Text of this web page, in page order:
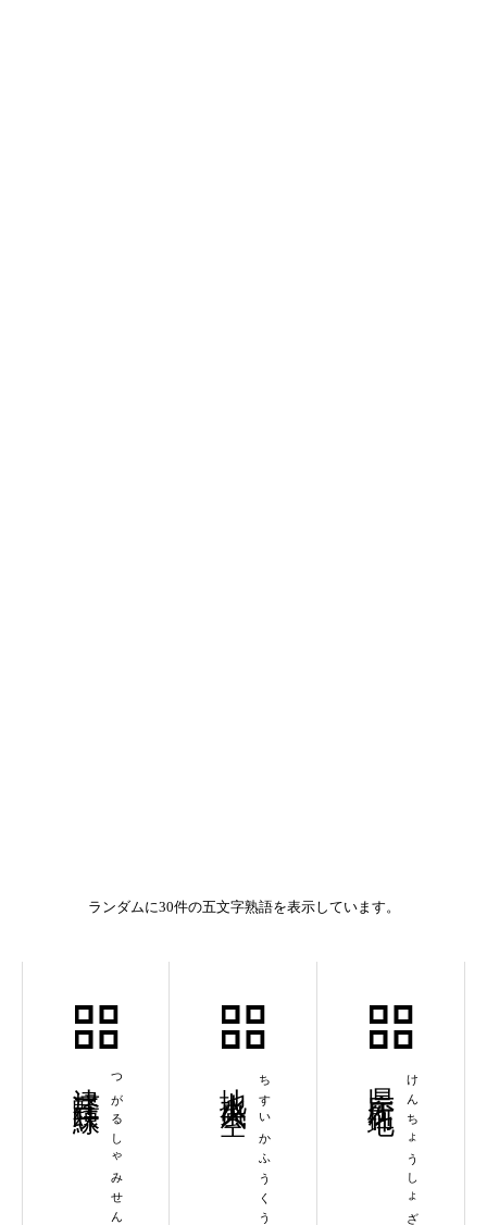
ランダムに30件の五文字熟語を表示しています。
つがるしゃみせん ちすいかふうくう けんちょうしょざいち